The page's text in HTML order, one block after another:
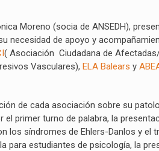
Moreno (socia de ANSEDH),
necesidad de apoyo y
( Asociación Ciudadana de
Vasculares), ELA Balears y
de cada asociación sobre su
primer turno de palabra, la
los síndromes de Ehlers-Danlos y el
para estudiantes de psicología, la